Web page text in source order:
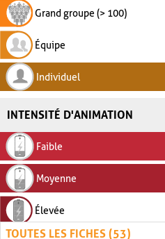
Grand groupe (> 100)
Équipe
Individuel
INTENSITÉ D'ANIMATION
Faible
Moyenne
Élevée
TOUTES LES FICHES (53)